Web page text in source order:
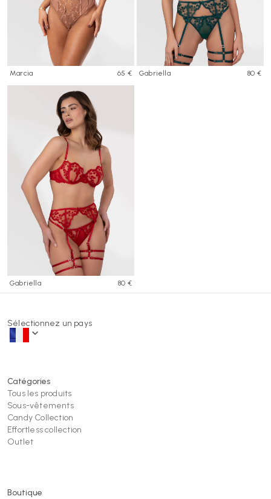
Marcia 65 € Gabriella 80 €
Gabriella 80 €
Sélectionnez un pays
Catégories
Tous les produits
Sous-vêtements
Candy Collection
Effortless collection
Outlet
Boutique